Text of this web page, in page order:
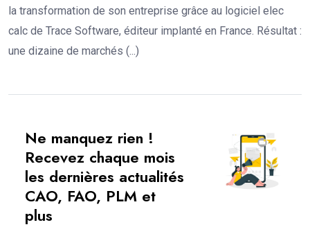
la transformation de son entreprise grâce au logiciel elec
calc de Trace Software, éditeur implanté en France. Résultat :
une dizaine de marchés (...)
Ne manquez rien !
Recevez chaque mois
les dernières actualités
CAO, FAO, PLM et
plus